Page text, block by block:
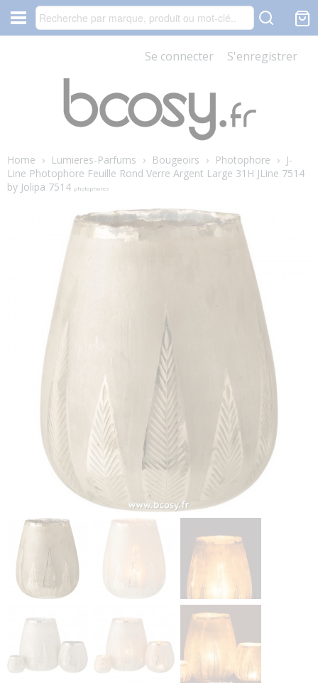
Se connecter S'enregistrer
Home › Lumieres-Parfums › Bougeoirs › Photophore › J-
Line Photophore Feuille Rond Verre Argent Large 31H JLine 7514
by Jolipa 7514 photophores